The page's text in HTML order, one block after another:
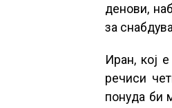
денови,
за
Иран, кој
речиси
понуда би